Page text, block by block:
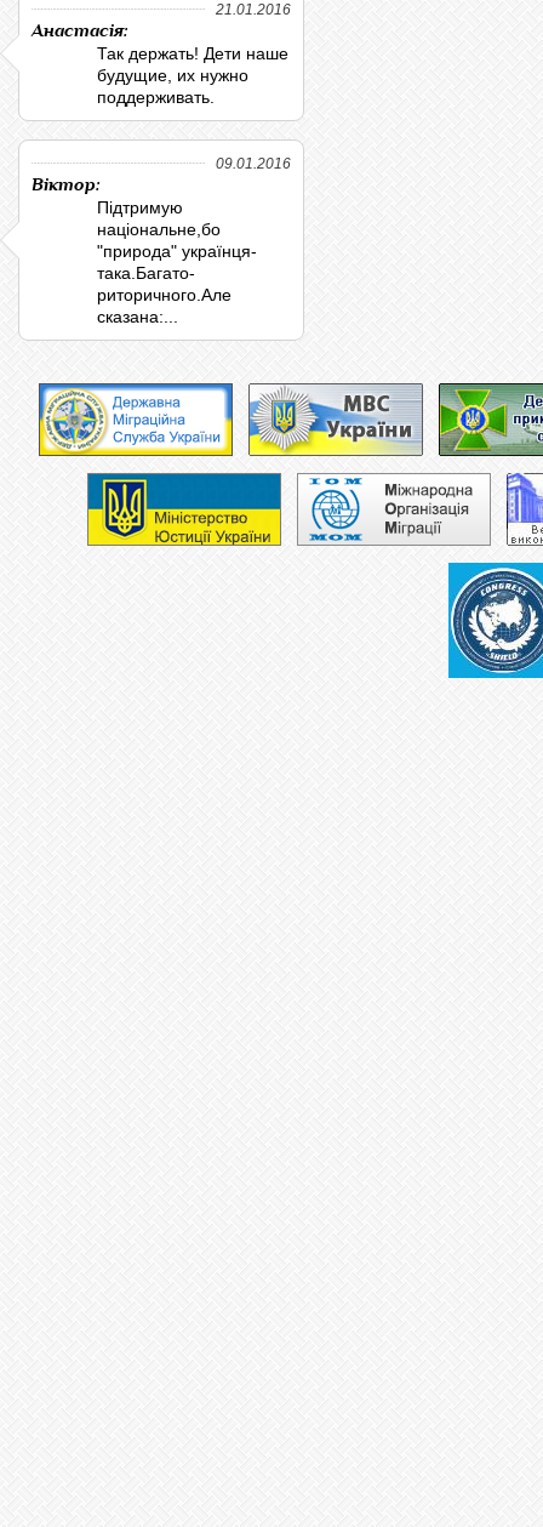
21.01.2016
Анастасія:
Так держать! Дети наше
будущие, их нужно
поддерживать.
09.01.2016
Віктор:
Підтримую
національне,бо
"природа" українця-
така.Багато-
риторичного.Але
сказана:...